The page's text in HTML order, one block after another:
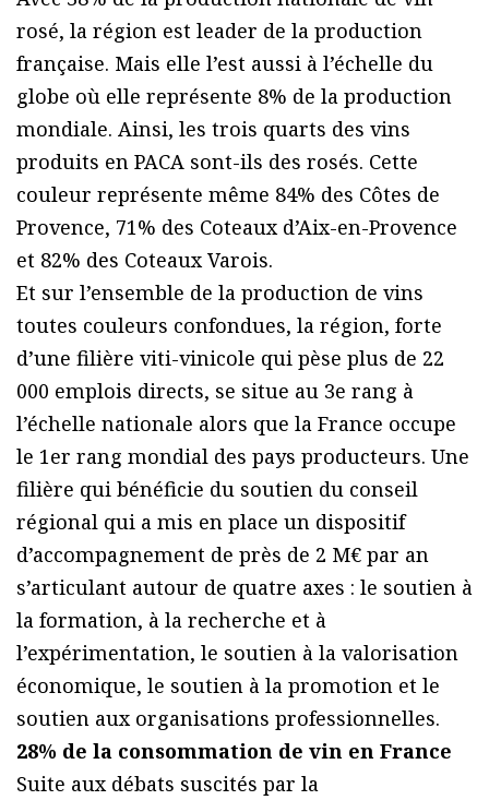
rosé, la région est leader de la production
française. Mais elle l’est aussi à l’échelle du
globe où elle représente 8% de la production
mondiale. Ainsi, les trois quarts des vins
produits en PACA sont-ils des rosés. Cette
couleur représente même 84% des Côtes de
Provence, 71% des Coteaux d’Aix-en-Provence
et 82% des Coteaux Varois.
Et sur l’ensemble de la production de vins
toutes couleurs confondues, la région, forte
d’une filière viti-vinicole qui pèse plus de 22
000 emplois directs, se situe au 3e rang à
l’échelle nationale alors que la France occupe
le 1er rang mondial des pays producteurs. Une
filière qui bénéficie du soutien du conseil
régional qui a mis en place un dispositif
d’accompagnement de près de 2 M€ par an
s’articulant autour de quatre axes : le soutien à
la formation, à la recherche et à
l’expérimentation, le soutien à la valorisation
économique, le soutien à la promotion et le
soutien aux organisations professionnelles.
28% de la consommation de vin en France
Suite aux débats suscités par la